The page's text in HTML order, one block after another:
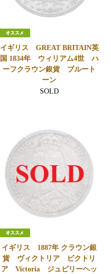
イギリス GREAT BRITAIN英
国 1834年 ウィリアム4世 ハ
ーフクラウン銀貨 ブルート
ーン
SOLD
イギリス 1887年 クラウン銀
貨 ヴィクトリア ビクトリ
ア Victoria ジュビリーヘッ